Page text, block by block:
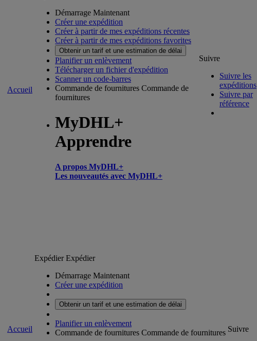
Accueil
Démarrage Maintenant
Créer une expédition
Créer à partir de mes expéditions récentes
Créer à partir de mes expéditions favorites
Obtenir un tarif et une estimation de délai
Planifier un enlèvement
Télécharger un fichier d'expédition
Scanner un code-barres
Commande de fournitures Commande de
fournitures
MyDHL+
Apprendre
A propos MyDHL+
Les nouveautés avec MyDHL+
Suivre
Suivre les
expéditions
Suivre par
référence
Accueil
ExpédierExpédier
Démarrage Maintenant
Créer une expédition
Obtenir un tarif et une estimation de délai
Planifier un enlèvement
Commande de fournitures Commande de fournitures Suivre